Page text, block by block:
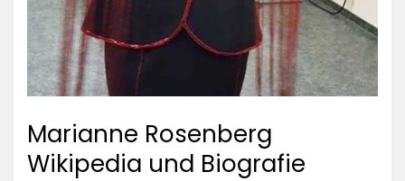
Marianne Rosenberg
Wikipedia und Biografie